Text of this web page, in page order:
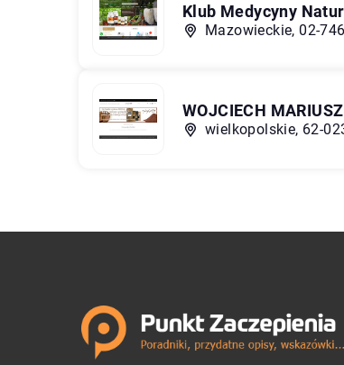
Klub Medycyny
Mazowieckie, 02-
WOJCIECH
wielkopolskie, 62-